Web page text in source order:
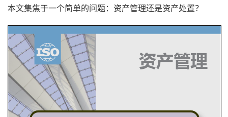
本文集焦于一个简单的问题：资产管理还是资产处置？
Briefing Note
资产管理